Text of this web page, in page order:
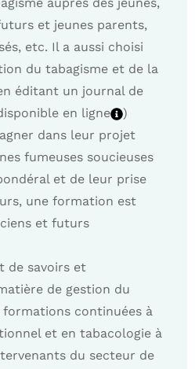
et jeunes parents,
etc. Il a aussi choisi
du tabagisme et de la
éditant un journal de
en ligne
)
dans leur projet
fumeuses soucieuses
et de leur prise
une formation est
et futurs
de savoirs et
de gestion du
continuées à
et en tabacologie à
du secteur de